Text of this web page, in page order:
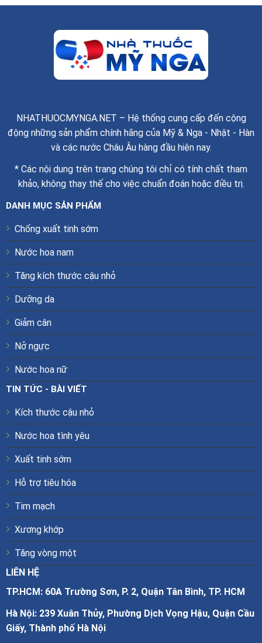
NHATHUOCMYNGA.NET – Hệ thống cung cấp đến cộng
động những sản phẩm chính hãng của Mỹ & Nga - Nhật - Hàn
và các nước Châu Âu hàng đầu hiện nay.
* Các nội dung trên trang chúng tôi chỉ có tính chất tham
khảo, không thay thế cho việc chuẩn đoán hoặc điều trị.
DANH MỤC SẢN PHẨM
Chống xuất tinh sớm
Nước hoa nam
Tăng kích thước cậu nhỏ
Dưỡng da
Giảm cân
Nở ngực
Nước hoa nữ
TIN TỨC - BÀI VIẾT
Kích thước cậu nhỏ
Nước hoa tình yêu
Xuất tinh sớm
Hỗ trợ tiêu hóa
Tim mạch
Xương khớp
Tăng vòng một
LIÊN HỆ
TP.HCM: 60A Trường Sơn, P. 2, Quận Tân Bình, TP. HCM
Hà Nội: 239 Xuân Thủy, Phường Dịch Vọng Hậu, Quận Cầu
Giấy, Thành phố Hà Nội